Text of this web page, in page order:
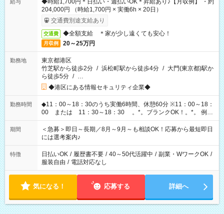
給与
◆時給1,700円＊日払い・週払いOK＊昇給あり♪【月収例】 ・約
204,000円 （時給1,700円 × 実働6h × 20日）
交通費別途支給あり
交通費 ◆全額支給 ＊家が少し遠くても安心！
月収例 20～25万円
勤務地
東京都港区
竹芝駅から徒歩2分 / 浜松町駅から徒歩4分 / 大門(東京都)駅か
ら徒歩5分 / …
◆港区にある情報セキュリティ企業◆
勤務時間
◆11：00～18：30のうち実働6時間、休憩60分 ※11：00～18：
00 または 11：30～18：30 。*。ブランクOK！。*。 例え
ば前職が、 在宅/財団法人/事務/コールセンター/受付/販売/カフェ
スタッフ スイーツ販売/ホテルフロント/化粧品販売/など 様々な
業界から入社して活躍されています♪
期間
＜急募＞即日～長期／8月～9月～も相談OK！応募から最短即日
には選考案内♪
特徴 日払いOK / 履歴書不要 / 40～50代活躍中 / 副業・WワークOK /
服装自由 / 電話対応なし
気になる！ 応募する 詳細へ